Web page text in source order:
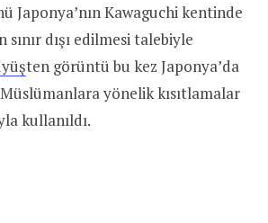
Japonya’nın Kawaguchi kentinde
dışı edilmesi talebiyle
ten görüntü bu kez Japonya’da
yönelik kısıtlamalar
kullanıldı.